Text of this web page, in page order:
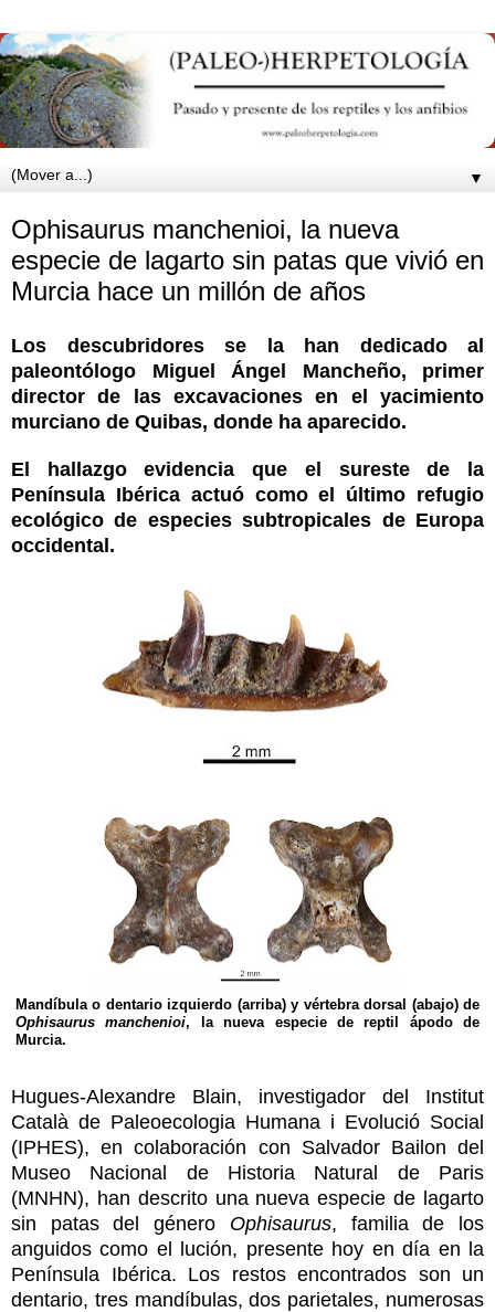
▼
Ophisaurus manchenioi, la nueva
especie de lagarto sin patas que vivió en
Murcia hace un millón de años
Los descubridores se la han dedicado al
paleontólogo Miguel Ángel Mancheño, primer
director de las excavaciones en el yacimiento
murciano de Quibas, donde ha aparecido.
El hallazgo evidencia que el sureste de la
Península Ibérica actuó como el último refugio
ecológico de especies subtropicales de Europa
occidental.
Mandíbula o dentario izquierdo (arriba) y vértebra dorsal (abajo) de
Ophisaurus manchenioi, la nueva especie de reptil ápodo de
Murcia.
Hugues-Alexandre Blain, investigador del Institut
Català de Paleoecologia Humana i Evolució Social
(IPHES), en colaboración con Salvador Bailon del
Museo Nacional de Historia Natural de Paris
(MNHN), han descrito una nueva especie de lagarto
sin patas del género Ophisaurus, familia de los
anguidos como el lución, presente hoy en día en la
Península Ibérica. Los restos encontrados son un
dentario, tres mandíbulas, dos parietales, numerosas